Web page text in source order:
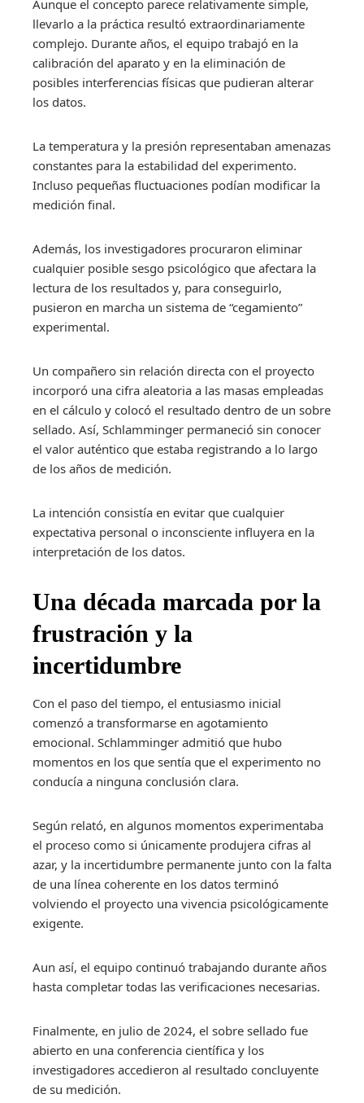
Aunque el concepto parece relativamente simple,
llevarlo a la práctica resultó extraordinariamente
complejo. Durante años, el equipo trabajó en la
calibración del aparato y en la eliminación de
posibles interferencias físicas que pudieran alterar
los datos.
La temperatura y la presión representaban amenazas
constantes para la estabilidad del experimento.
Incluso pequeñas fluctuaciones podían modificar la
medición final.
Además, los investigadores procuraron eliminar
cualquier posible sesgo psicológico que afectara la
lectura de los resultados y, para conseguirlo,
pusieron en marcha un sistema de “cegamiento”
experimental.
Un compañero sin relación directa con el proyecto
incorporó una cifra aleatoria a las masas empleadas
en el cálculo y colocó el resultado dentro de un sobre
sellado. Así, Schlamminger permaneció sin conocer
el valor auténtico que estaba registrando a lo largo
de los años de medición.
La intención consistía en evitar que cualquier
expectativa personal o inconsciente influyera en la
interpretación de los datos.
Una década marcada por la
frustración y la
incertidumbre
Con el paso del tiempo, el entusiasmo inicial
comenzó a transformarse en agotamiento
emocional. Schlamminger admitió que hubo
momentos en los que sentía que el experimento no
conducía a ninguna conclusión clara.
Según relató, en algunos momentos experimentaba
el proceso como si únicamente produjera cifras al
azar, y la incertidumbre permanente junto con la falta
de una línea coherente en los datos terminó
volviendo el proyecto una vivencia psicológicamente
exigente.
Aun así, el equipo continuó trabajando durante años
hasta completar todas las verificaciones necesarias.
Finalmente, en julio de 2024, el sobre sellado fue
abierto en una conferencia científica y los
investigadores accedieron al resultado concluyente
de su medición.